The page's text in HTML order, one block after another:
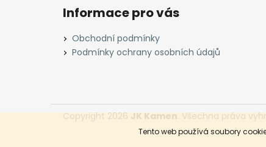
Tento web používá soubory
Informace pro vás
Obchodní podmínky
Podmínky ochrany osobních údajů
Copyright 2026JK Kamen. Všechna práva